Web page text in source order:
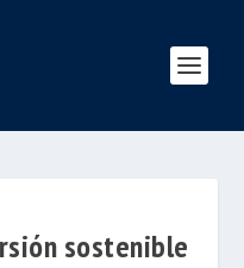
sostenible